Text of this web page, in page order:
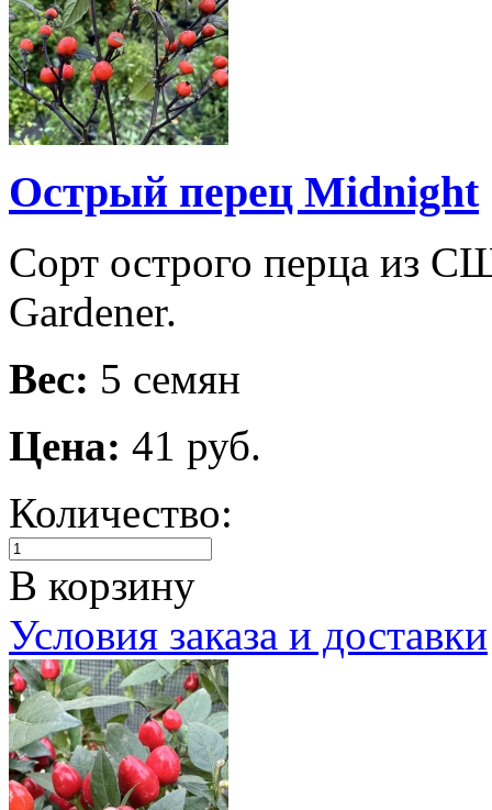
Острый перец Midnight
Сорт острого перца из
Gardener.
Вес: 5 семян
Цена: 41 руб.
Количество:
В корзину
Условия заказа и доставки